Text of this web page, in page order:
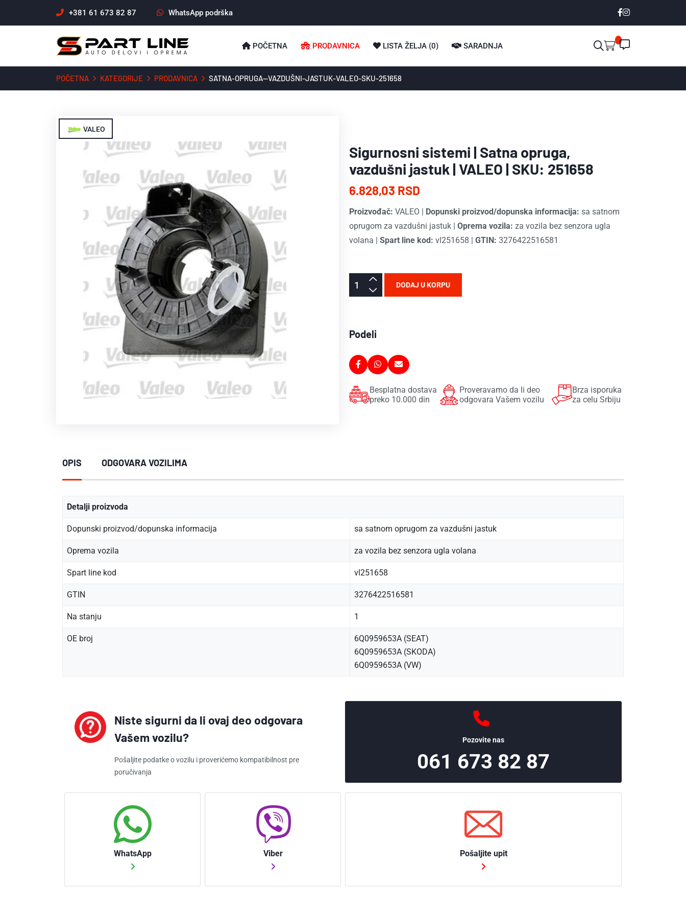
+381 61 673 82 87 WhatsApp podrška
POČETNA PRODAVNICA LISTA ŽELJA (0) SARADNJA
POČETNA KATEGORIJE PRODAVNICA SATNA-OPRUGA--VAZDUŠNI-JASTUK-VALEO-SKU-251658
VALEO
Sigurnosni sistemi | Satna opruga,
vazdušni jastuk | VALEO | SKU: 251658
6.828,03 RSD
Proizvođač: VALEO Dopunski proizvod/dopunska informacija: sa satnom
oprugom za vazdušni jastuk
Oprema vozila: za vozila bez senzora ugla
volana
Spart line kod: vl251658 GTIN: 3276422516581
DODAJ U KORPU
Podeli
Besplatna dostava
preko 10.000 din
Proveravamo da li deo
odgovara Vašem vozilu
Brza isporuka
za celu Srbiju
OPIS ODGOVARA VOZILIMA
Detalji proizvoda
Dopunski proizvod/dopunska informacija sa satnom oprugom za vazdušni jastuk
Oprema vozila za vozila bez senzora ugla volana
Spart line kod vl251658
GTIN 3276422516581
Na stanju 1
OE broj
6Q0959653A (SEAT)
6Q0959653A (SKODA)
6Q0959653A (VW)
Niste sigurni da li ovaj deo odgovara
Vašem vozilu?
Pošaljite podatke o vozilu i proverićemo kompatibilnost pre
poručivanja
Pozovite nas
061 673 82 87
WhatsApp Viber Pošaljite upit